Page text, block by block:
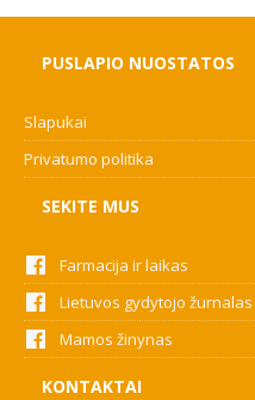
PUSLAPIO NUOSTATOS
Slapukai
Privatumo politika
SEKITE MUS
Farmacija ir laikas
Lietuvos gydytojo žurnalas
Mamos žinynas
KONTAKTAI